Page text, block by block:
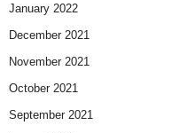
January 2022
December 2021
November 2021
October 2021
September 2021